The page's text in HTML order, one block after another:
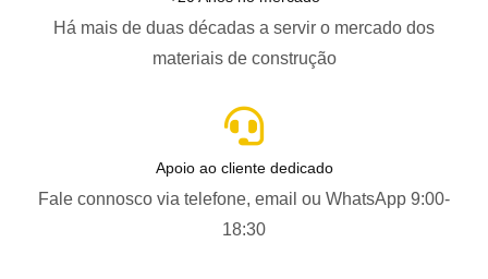
Há mais de duas décadas a servir o mercado dos
materiais de construção
Apoio ao cliente dedicado
Fale connosco via telefone, email ou WhatsApp 9:00-
18:30